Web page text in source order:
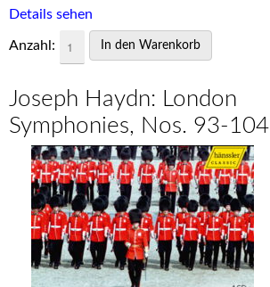
Details sehen
Anzahl:
Joseph Haydn: London
Symphonies, Nos. 93-104